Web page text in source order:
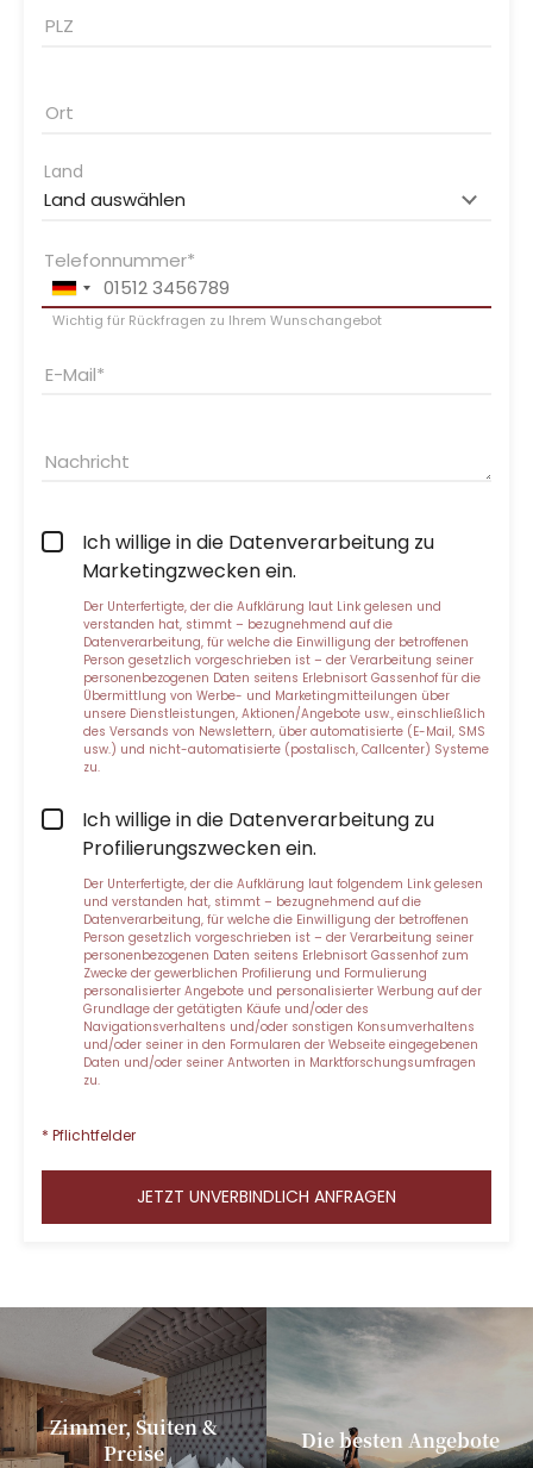
PLZ
Ort
Land
Wichtig für Rückfragen zu Ihrem Wunschangebot
Telefonnummer
E-Mail
Nachricht
Ich willige in die Datenverarbeitung zu
Marketingzwecken ein.
Der Unterfertigte, der die Aufklärung laut Link gelesen und
verstanden hat, stimmt – bezugnehmend auf die
Datenverarbeitung, für welche die Einwilligung der betroffenen
Person gesetzlich vorgeschrieben ist – der Verarbeitung seiner
personenbezogenen Daten seitens Erlebnisort Gassenhof für die
Übermittlung von Werbe- und Marketingmitteilungen über
unsere Dienstleistungen, Aktionen/Angebote usw., einschließlich
des Versands von Newslettern, über automatisierte (E-Mail, SMS
usw.) und nicht-automatisierte (postalisch, Callcenter) Systeme
zu.
Ich willige in die Datenverarbeitung zu
Profilierungszwecken ein.
Der Unterfertigte, der die Aufklärung laut folgendem Link gelesen
und verstanden hat, stimmt – bezugnehmend auf die
Datenverarbeitung, für welche die Einwilligung der betroffenen
Person gesetzlich vorgeschrieben ist – der Verarbeitung seiner
personenbezogenen Daten seitens Erlebnisort Gassenhof zum
Zwecke der gewerblichen Profilierung und Formulierung
personalisierter Angebote und personalisierter Werbung auf der
Grundlage der getätigten Käufe und/oder des
Navigationsverhaltens und/oder sonstigen Konsumverhaltens
und/oder seiner in den Formularen der Webseite eingegebenen
Daten und/oder seiner Antworten in Marktforschungsumfragen
zu.
* Pflichtfelder
JETZT UNVERBINDLICH ANFRAGEN
Zimmer, Suiten &
Preise
Die besten Angebote